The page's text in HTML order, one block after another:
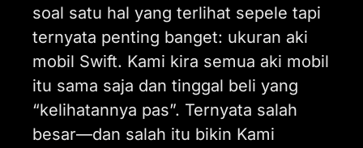
soal satu hal yang terlihat sepele tapi
ternyata penting banget: ukuran aki
mobil Swift. Kami kira semua aki mobil
itu sama saja dan tinggal beli yang
“kelihatannya pas”. Ternyata salah
besar—dan salah itu bikin Kami